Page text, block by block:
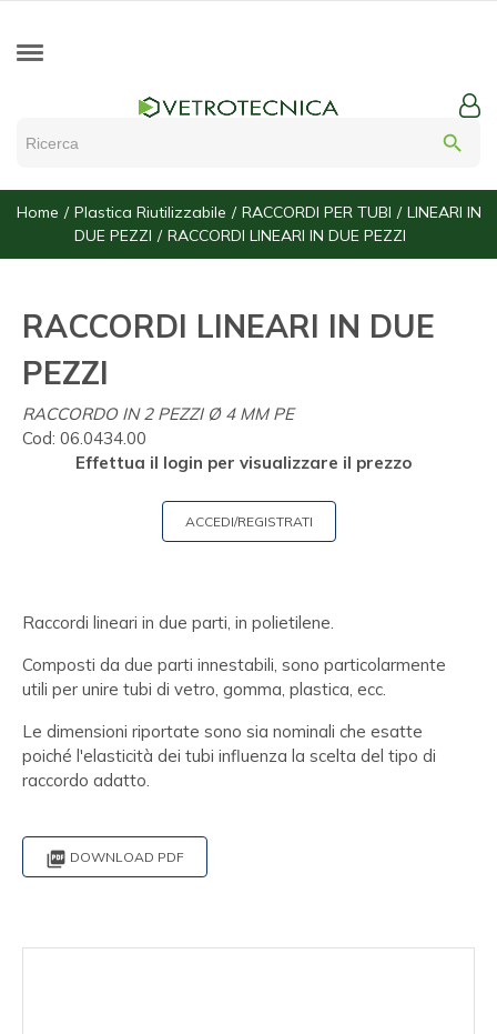
search
Home Plastica Riutilizzabile RACCORDI PER TUBI
LINEARI IN
DUE PEZZI
RACCORDI LINEARI IN DUE PEZZI
RACCORDI LINEARI IN DUE
PEZZI
RACCORDO IN 2 PEZZI Ø 4 MM PE
Cod: 06.0434.00
Effettua il login per visualizzare il prezzo
ACCEDI/REGISTRATI
Raccordi lineari in due parti, in polietilene.
Composti da due parti innestabili, sono particolarmente
utili per unire tubi di vetro, gomma, plastica, ecc.
Le dimensioni riportate sono sia nominali che esatte
poiché l'elasticità dei tubi influenza la scelta del tipo di
raccordo adatto.
 DOWNLOAD PDF